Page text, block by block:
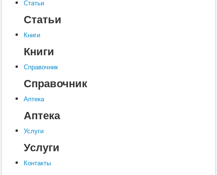
Книги
Услуги
Контакты
Шкатулки
Статьи
Статьи
Книги
Книги
Справочник
Справочник
Аптека
Аптека
Услуги
Услуги
Контакты